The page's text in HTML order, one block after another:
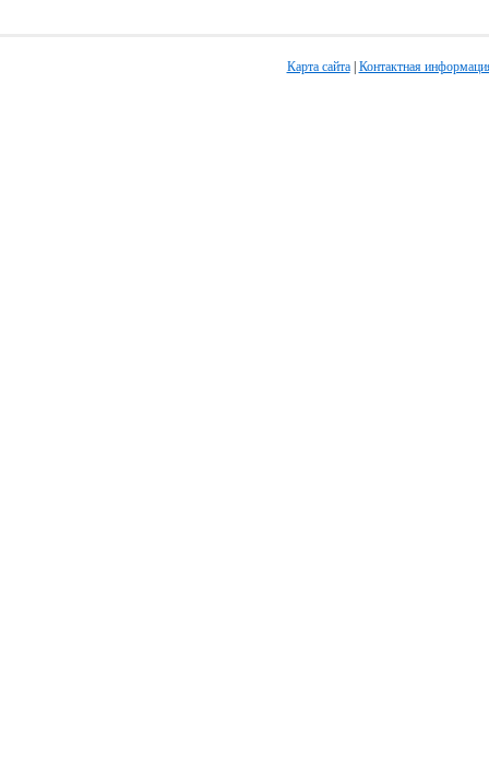
Карта сайта| Контактная